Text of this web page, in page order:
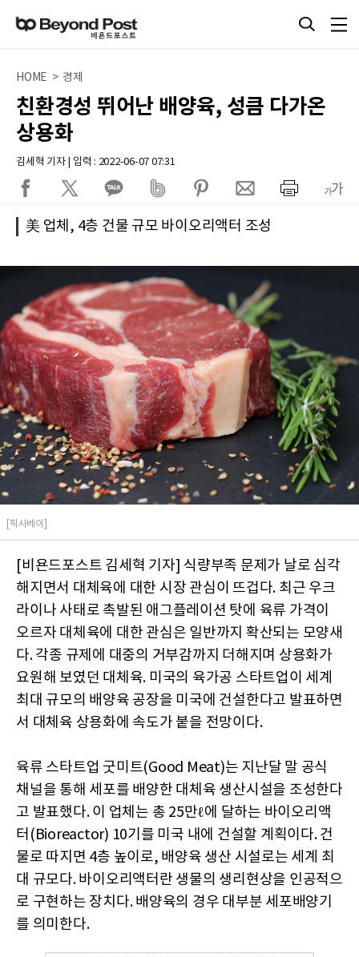
HOME > 경제
친환경성 뛰어난 배양육, 성큼 다가온
상용화
김세혁 기자 | 입력 : 2022-06-07 07:31
美 업체, 4층 건물 규모 바이오리액터 조성
[픽사베이]
[비욘드포스트 김세혁 기자] 식량부족 문제가 날로 심각
해지면서 대체육에 대한 시장 관심이 뜨겁다. 최근 우크
라이나 사태로 촉발된 애그플레이션 탓에 육류 가격이
오르자 대체육에 대한 관심은 일반까지 확산되는 모양새
다. 각종 규제에 대중의 거부감까지 더해지며 상용화가
요원해 보였던 대체육. 미국의 육가공 스타트업이 세계
최대 규모의 배양육 공장을 미국에 건설한다고 발표하면
서 대체육 상용화에 속도가 붙을 전망이다.
육류 스타트업 굿미트(Good Meat)는 지난달 말 공식
채널을 통해 세포를 배양한 대체육 생산시설을 조성한다
고 발표했다. 이 업체는 총 25만ℓ에 달하는 바이오리액
터(Bioreactor) 10기를 미국 내에 건설할 계획이다. 건
물로 따지면 4층 높이로, 배양육 생산 시설로는 세계 최
대 규모다. 바이오리액터란 생물의 생리현상을 인공적으
로 구현하는 장치다. 배양육의 경우 대부분 세포배양기
를 의미한다.